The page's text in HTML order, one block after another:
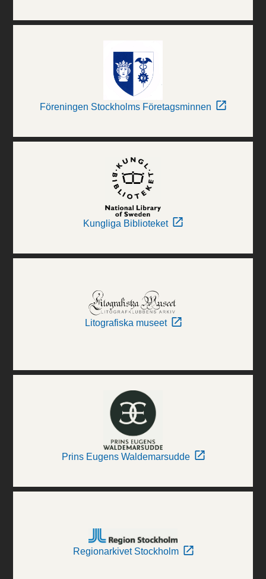
Föreningen Stockholms Företagsminnen
Kungliga Biblioteket
Litografiska museet
Prins Eugens Waldemarsudde
Regionarkivet Stockholm